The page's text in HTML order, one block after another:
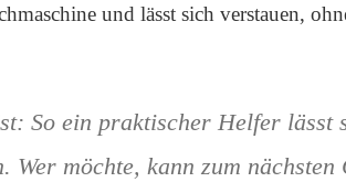
und lässt sich verstauen,
So ein praktischer Helfer lässt
Wer möchte, kann zum nächsten